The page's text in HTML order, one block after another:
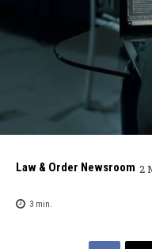
Law & Order Newsroom 2
3 min.